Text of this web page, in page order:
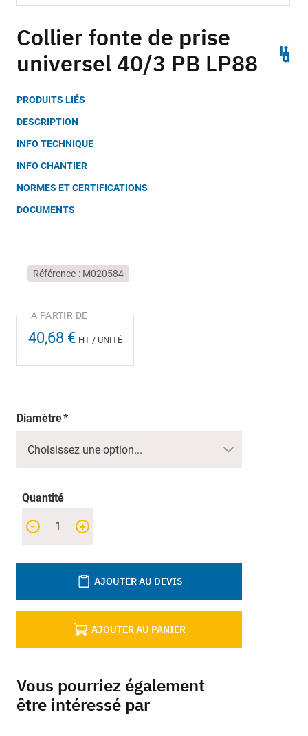
to
the
beginning
of
images
gallery
Collier fonte de prise
universel 40/3 PB LP88
PRODUITS LIÉS
DESCRIPTION
INFO TECHNIQUE
INFO CHANTIER
NORMES ET CERTIFICATIONS
DOCUMENTS
Référence M020584
40,68 € HT / UNITÉ
Diamètre
Quantité
+
-
AJOUTER AU PANIER
AJOUTER AU DEVIS
Vous pourriez également
être intéressé par